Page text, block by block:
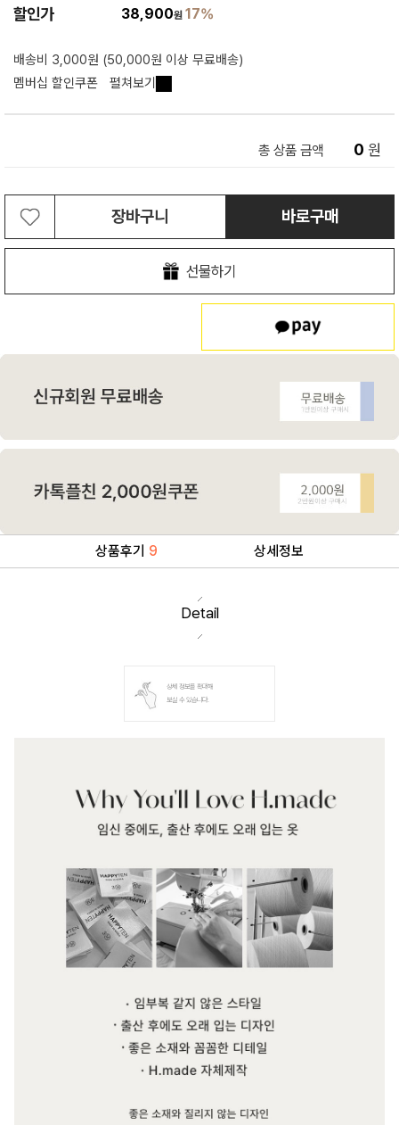
할인가 38,900원17%
배송비 3,000원 (50,000원 이상 무료배송)
멤버십 할인쿠폰
펼쳐보기
총 상품 금액 0 원
장바구니 바로구매
선물하기
상품후기 9 상세정보
Detail
상세 정보를 확대해
보실 수 있습니다.